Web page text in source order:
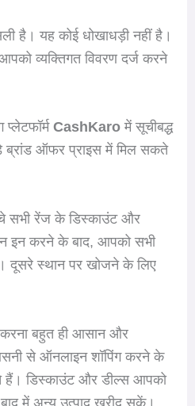
है। यह कोई धोखाधड़ी नहीं है।
व्यक्तिगत विवरण दर्ज करने
CashKaroमें सूचीबद्ध
ऑफर प्राइस में मिल सकते
सभी रेंज के डिस्काउंट और
इन करने के बाद, आपको सभी
दूसरे स्थान पर खोजने के लिए
बहुत ही आसान और
से ऑनलाइन शॉपिंग करने के
हैं। डिस्काउंट और डील्स आपको